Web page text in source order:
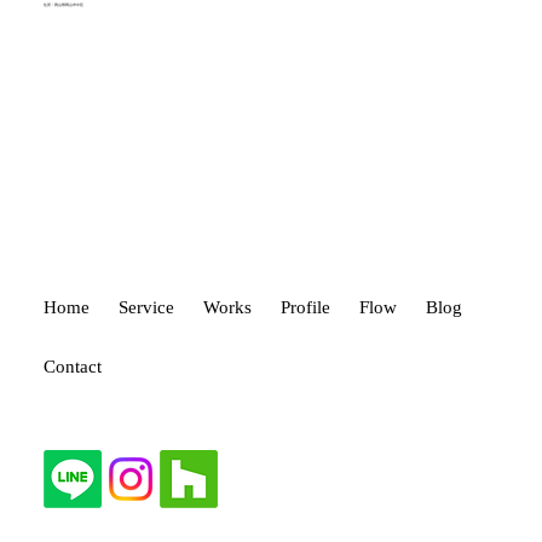
Home Service Works Profile Flow Blog
Contact
住所：岡山県岡山市中区